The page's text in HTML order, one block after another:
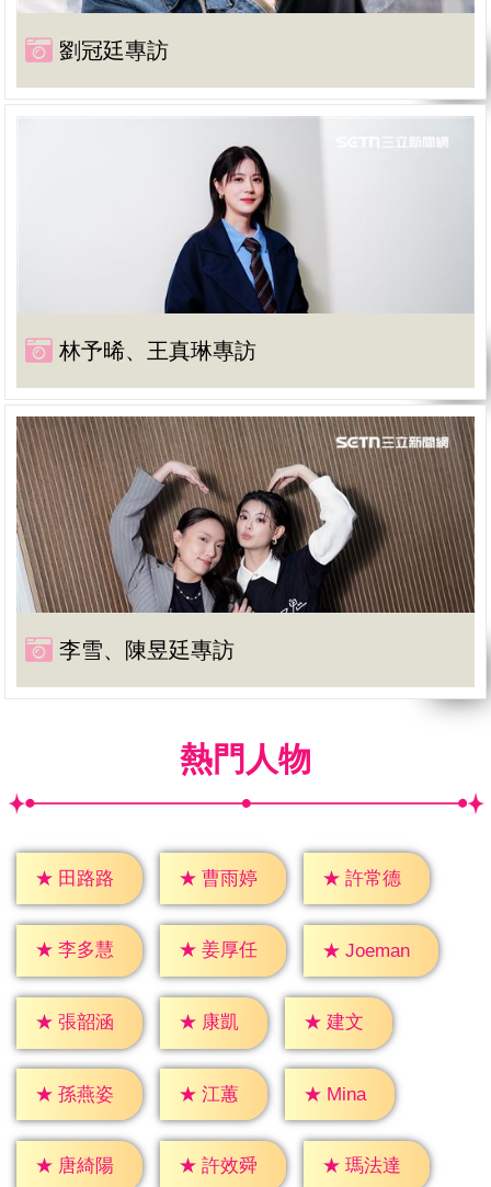
劉冠廷專訪
林予晞、王真琳專訪
李雪、陳昱廷專訪
熱門人物
★ 田路路 ★ 曹雨婷 ★ 許常德
★ 李多慧 ★ 姜厚任 ★ Joeman
★ 張韶涵 ★ 康凱 ★ 建文
★ 孫燕姿 ★ 江蕙 ★ Mina
★ 唐綺陽 ★ 許效舜 ★ 瑪法達